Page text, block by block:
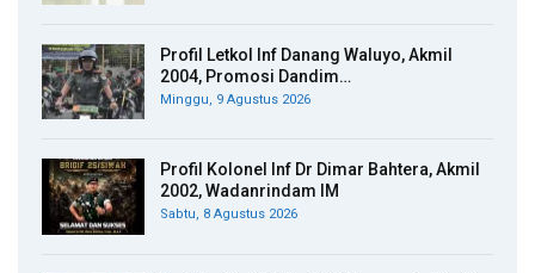
Profil Letkol Inf Danang Waluyo, Akmil
2004, Promosi Dandim…
Minggu, 9 Agustus 2026
Profil Kolonel Inf Dr Dimar Bahtera, Akmil
2002, Wadanrindam IM
Sabtu, 8 Agustus 2026